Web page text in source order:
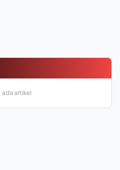
ada artikel